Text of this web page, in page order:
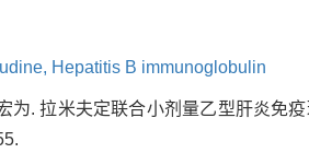
Hepatitis B immunoglobulin
为. 拉米夫定联合小剂量乙型肝炎免